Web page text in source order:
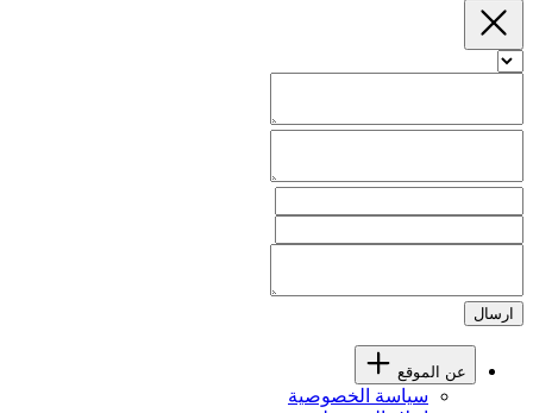
ارسال
عن الموقع
سياسة الخصوصية